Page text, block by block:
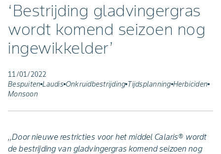
‘Bestrijding gladvingergras
wordt komend seizoen nog
ingewikkelder’
11/01/2022
Bespuiten Laudis Onkruidbestrijding Tijdsplanning Herbiciden
Monsoon
,,Door nieuwe restricties voor het middel Calaris® wordt
de bestrijding van gladvingergras komend seizoen nog